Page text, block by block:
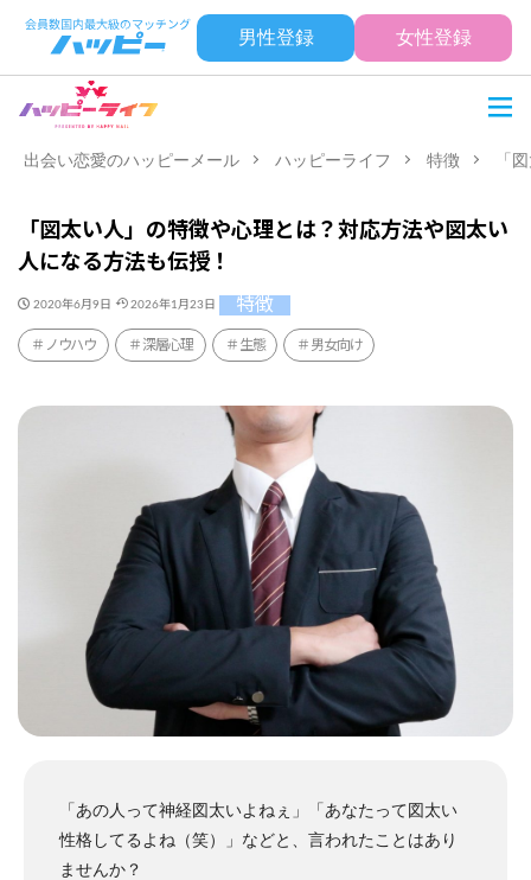
男性登録 女性登録
出会い恋愛のハッピーメール ハッピーライフ 特徴 「
「図太い人」の特徴や心理とは？対応方法や図太い
人になる方法も伝授！
2020年6月9日 2026年1月23日 特徴
ノウハウ 深層心理 生態 男女向け
「あの人って神経図太いよねぇ」「あなたって図太い
性格してるよね（笑）」 などと、言われたことはあり
ませんか？